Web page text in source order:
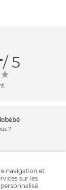
/ 5
?
du phishing ?
navigation et
sur les